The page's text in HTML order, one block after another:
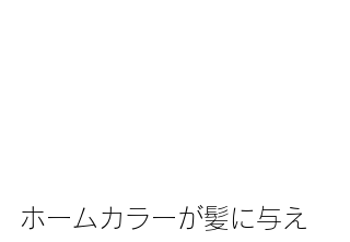
ホームカラーが髪に与え